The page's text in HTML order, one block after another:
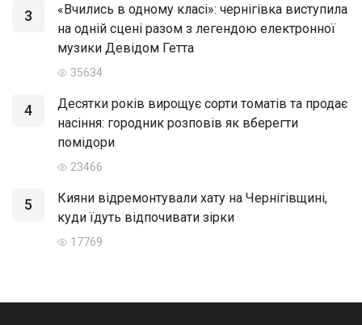
3
«Вчились в одному класі»: чернігівка виступила
на одній сцені разом з легендою електронної
музики Девідом Гетта
35634
4
Десятки років вирощує сорти томатів та продає
насіння: городник розповів як вберегти
помідори
23466
5
Кияни відремонтували хату на Чернігівщині,
куди їдуть відпочивати зірки
17769